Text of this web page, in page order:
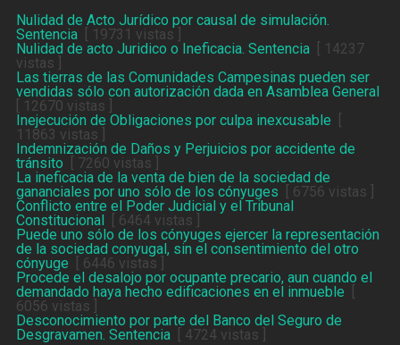
Nulidad de Acto Jurídico por causal de simulación.
Sentencia[ 19731 vistas ]
Nulidad de acto Juridico o Ineficacia. Sentencia[ 14237
vistas ]
Las tierras de las Comunidades Campesinas pueden ser
vendidas sólo con autorización dada en Asamblea General
[ 12670 vistas ]
Inejecución de Obligaciones por culpa inexcusable
11863 vistas ]
Indemnización de Daños y Perjuicios por accidente de
tránsito [ 7260 vistas ]
La ineficacia de la venta de bien de la sociedad de
gananciales por uno sólo de los cónyuges [ 6756 vistas ]
Conflicto entre el Poder Judicial y el Tribunal
Constitucional
[ 6464 vistas ]
Puede uno sólo de los cónyuges ejercer la representación
de la sociedad conyugal, sin el consentimiento del otro
cónyuge [ 6446 vistas ]
Procede el desalojo por ocupante precario, aun cuando el
demandado haya hecho edificaciones en el inmueble
6056 vistas ]
Desconocimiento por parte del Banco del Seguro de
Desgravamen. Sentencia[ 4724 vistas ]